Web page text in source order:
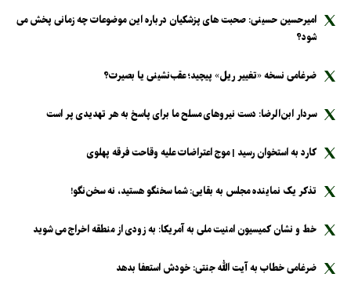
امیرحسین حسینی: صحبت های پزشکیان درباره این موضوعات چه زمانی پخش می
شود؟
ضرغامی نسخه «تغییر ریل» پیچید؛ عقب‌نشینی یا بصیرت؟
سردار ابن‌الرضا: دست نیرو‌های مسلح ما برای پاسخ به هر تهدیدی پر است
کارد به استخوان رسید | موج اعتراضات علیه وقاحت فرقه پهلوی
تذکر یک نماینده مجلس به بقایی: شما سخنگو هستید، نه سخن‌نگو!
خط و نشان کمیسیون امنیت ملی به آمریکا: به زودی از منطقه اخراج می شوید
ضرغامی خطاب به آیت الله جنتی: خودش استعفا بدهد